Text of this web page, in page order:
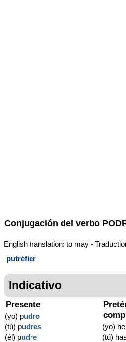
Conjugación del verbo
English translation: to may -
putréfier
Indicativo
Presente
(yo) pudro
(tú) pudres
(él) pudre
(yo)
(tú)